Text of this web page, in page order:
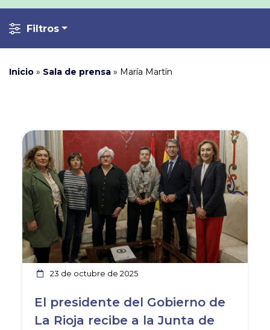
Filtros
Inicio » Sala de prensa » María Martín
23 de octubre de 2025
El presidente del Gobierno de
La Rioja recibe a la Junta de
Ver noticia